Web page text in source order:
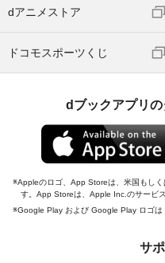
dアニメストア
ドコモスポーツくじ
dブックアプリ
Appleのロゴ、App Storeは、米国もし
す。App Storeは、Apple Inc.のサービス
Google Play および Google Play ロゴは
サ